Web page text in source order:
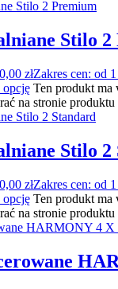
Stilo
złZakres cen: od
opcję Ten produkt ma
na stronie produktu
Stilo 2
złZakres cen: od
opcję Ten produkt ma
na stronie produktu